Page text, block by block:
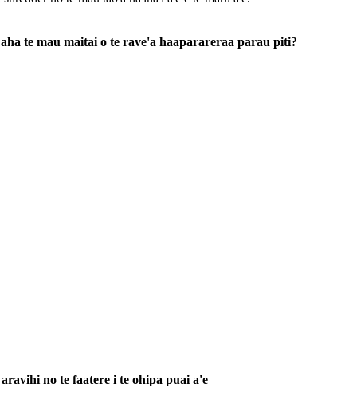
te mau maitai o te rave'a haaparareraa parau piti?
aravihi no te faatere i te ohipa puai a'e